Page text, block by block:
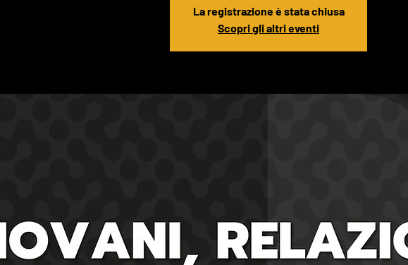
La registrazione è stata chiusa
Scopri gli altri eventi